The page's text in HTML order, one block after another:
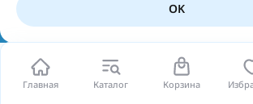
Главная Каталог Корзина
OK